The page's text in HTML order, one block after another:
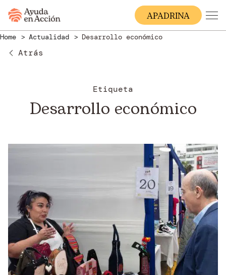
APADRINA
Home Actualidad Desarrollo económico
Atrás
Etiqueta
Desarrollo económico